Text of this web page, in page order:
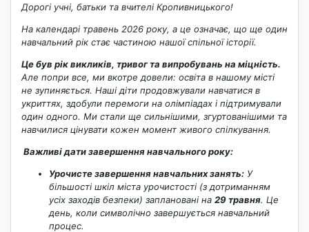
Дорогі учні, батьки та вчителі Кропивницького!
На календарі травень 2026 року, а це означає, що ще один
навчальний рік стає частиною нашої спільної історії.
Це був рік викликів, тривог та випробувань на міцність.
Але попри все, ми вкотре довели: освіта в нашому місті
не зупиняється. Наші діти продовжували навчатися в
укриттях, здобули перемоги на олімпіадах і підтримували
один одного. Ми стали ще сильнішими, згуртованішими та
навчилися цінувати кожен момент живого спілкування.
Важливі дати завершення навчального року:
Урочисте завершення навчальних занять: У
більшості шкіл міста урочистості (з дотриманням
усіх заходів безпеки) заплановані на 29 травня. Це
день, коли символічно завершується навчальний
процес.